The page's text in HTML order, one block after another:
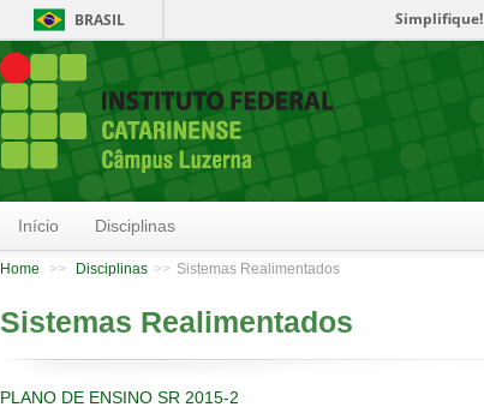
BRASIL Simplifique!
Início Disciplinas
Home >> Disciplinas >> Sistemas Realimentados
Sistemas Realimentados
PLANO DE ENSINO SR 2015-2